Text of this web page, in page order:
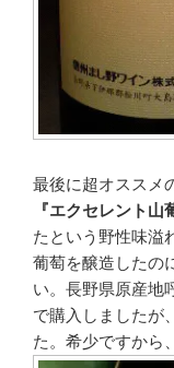
最後に超オススメ
『エクセレント山
たという野性味溢
葡萄を醸造したの
い。長野県原産地
で購入しましたが
た。希少ですから